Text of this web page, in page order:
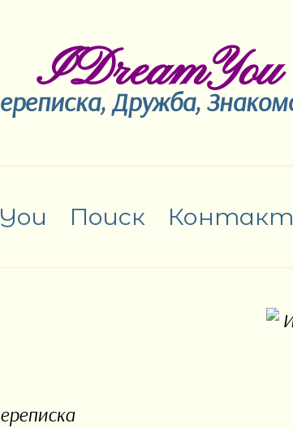
IDreamYou
Дружба,
Поиск